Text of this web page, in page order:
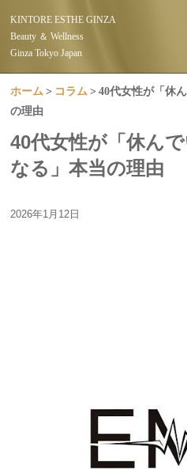
KINTORE ESTHE GINZA
Beauty ＆ Wellness
Ginza Tokyo Japan
ホーム コラム
40代女性が「休
の理由
40代女性が「休ん
なる」本当の理由
2026年1月12日